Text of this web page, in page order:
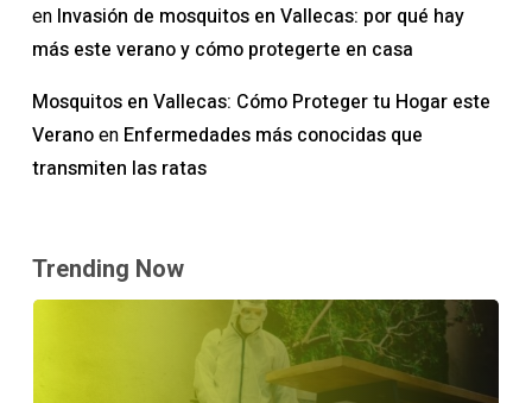
en Invasión de mosquitos en Vallecas: por qué hay
más este verano y cómo protegerte en casa
Mosquitos en Vallecas: Cómo Proteger tu Hogar este
Veranoen Enfermedades más conocidas que
transmiten las ratas
Trending Now